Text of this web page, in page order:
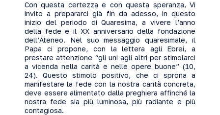
Con questa certezza e con questa speranza, Vi
invito a prepararci già fin da adesso, in questo
inizio del periodo di Quaresima, a vivere l’anno
della fede e il XX anniversario della fondazione
dell’Ateneo. Nel suo messaggio quaresimale, il
Papa ci propone, con la lettera agli Ebrei, a
prestare attenzione “gli uni agli altri per stimolarci
a vicenda nella carità e nelle opere buone” (10,
24). Questo stimolo positivo, che ci sprona a
manifestare la fede con la nostra carità concreta,
deve essere alimentato dalla preghiera affinché la
nostra fede sia più luminosa, più radiante e più
contagiosa.